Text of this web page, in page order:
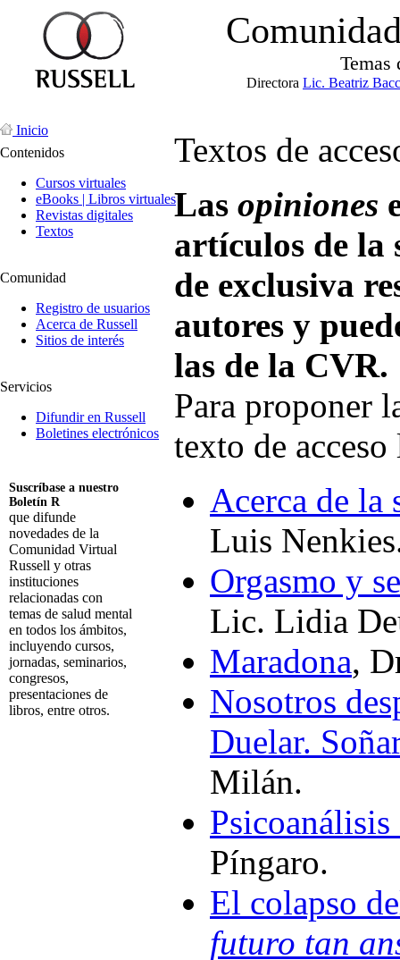
Temas
Directora Lic. Beatriz
Inicio
Contenidos
Cursos virtuales
eBooks | Libros virtuales
Revistas digitales
Textos
Comunidad
Registro de usuarios
Acerca de Russell
Sitios de interés
Servicios
Difundir en Russell
Boletines electrónicos
Suscríbase a nuestro
Boletín R
que difunde
novedades de la
Comunidad Virtual
Russell y otras
instituciones
relacionadas con
temas de salud mental
en todos los ámbitos,
incluyendo cursos,
jornadas, seminarios,
congresos,
presentaciones de
libros, entre otros.
Textos de
Las opiniones
artículos de la
de exclusiva
autores y
las de la CVR.
Para proponer
texto de
Acerca de la
Luis
Orgasmo y
Lic. Lidia
Maradona,
Nosotros
Duelar. Soñar
Milán.
Píngaro.
El colapso
futuro tan